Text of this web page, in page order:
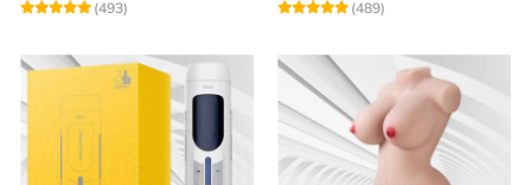
(493) (489)